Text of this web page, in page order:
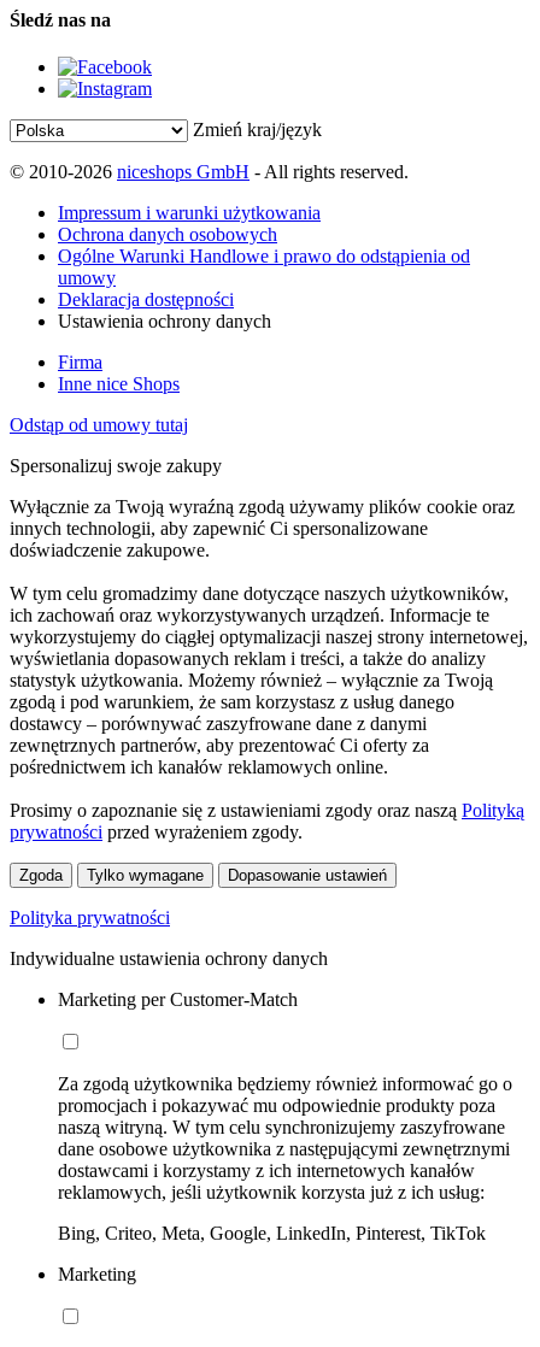
Śledź nas na
Zmień kraj/język
© 2010-2026 niceshops GmbH - All rights reserved.
Impressum i warunki użytkowania
Ochrona danych osobowych
Ogólne Warunki Handlowe i prawo do odstąpienia od
umowy
Deklaracja dostępności
Ustawienia ochrony danych
Firma
Inne nice Shops
Odstąp od umowy tutaj
Spersonalizuj swoje zakupy
Wyłącznie za Twoją wyraźną zgodą używamy plików cookie oraz
innych technologii, aby zapewnić Ci spersonalizowane
doświadczenie zakupowe.
W tym celu gromadzimy dane dotyczące naszych użytkowników,
ich zachowań oraz wykorzystywanych urządzeń. Informacje te
wykorzystujemy do ciągłej optymalizacji naszej strony internetowej,
wyświetlania dopasowanych reklam i treści, a także do analizy
statystyk użytkowania. Możemy również – wyłącznie za Twoją
zgodą i pod warunkiem, że sam korzystasz z usług danego
dostawcy – porównywać zaszyfrowane dane z danymi
zewnętrznych partnerów, aby prezentować Ci oferty za
pośrednictwem ich kanałów reklamowych online.
Prosimy o zapoznanie się z ustawieniami zgody oraz naszą Polityką
prywatności przed wyrażeniem zgody.
Zgoda Tylko wymagane Dopasowanie ustawień
Polityka prywatności
Indywidualne ustawienia ochrony danych
Marketing per Customer-Match
Za zgodą użytkownika będziemy również informować go o
promocjach i pokazywać mu odpowiednie produkty poza
naszą witryną. W tym celu synchronizujemy zaszyfrowane
dane osobowe użytkownika z następującymi zewnętrznymi
dostawcami i korzystamy z ich internetowych kanałów
reklamowych, jeśli użytkownik korzysta już z ich usług:
Bing, Criteo, Meta, Google, LinkedIn, Pinterest, TikTok
Marketing